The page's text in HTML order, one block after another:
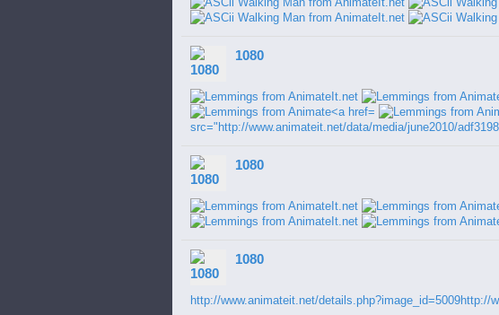
1080
src="http://www.animateit.net/data/media/june2010/
1080
1080
http://www.animateit.net/details.php?image_id=5009http://